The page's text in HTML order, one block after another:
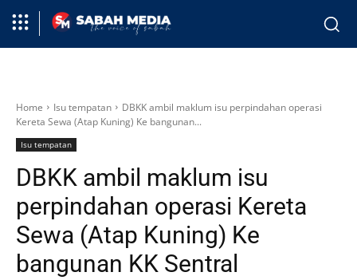
Home Isu tempatan
DBKK ambil maklum isu perpindahan operasi
Kereta Sewa (Atap Kuning) Ke bangunan...
Isu tempatan
DBKK ambil maklum isu
perpindahan operasi Kereta
Sewa (Atap Kuning) Ke
bangunan KK Sentral